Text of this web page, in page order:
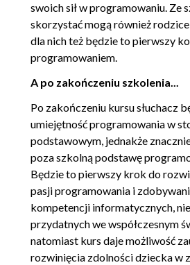
swoich sił w programowaniu. Ze
skorzystać mogą również
dla nich też będzie to pierwszy
programowaniem.
A po zakończeniu szkolenia...
Po zakończeniu kursu słuchacz
umiejętność programowania w
podstawowym, jednakże
poza szkolną podstawę
Będzie to pierwszy krok do
pasji programowania i
kompetencji informatycznych,
przydatnych we współczesnym
natomiast kurs daje możliwość
rozwinięcia zdolności dziecka w